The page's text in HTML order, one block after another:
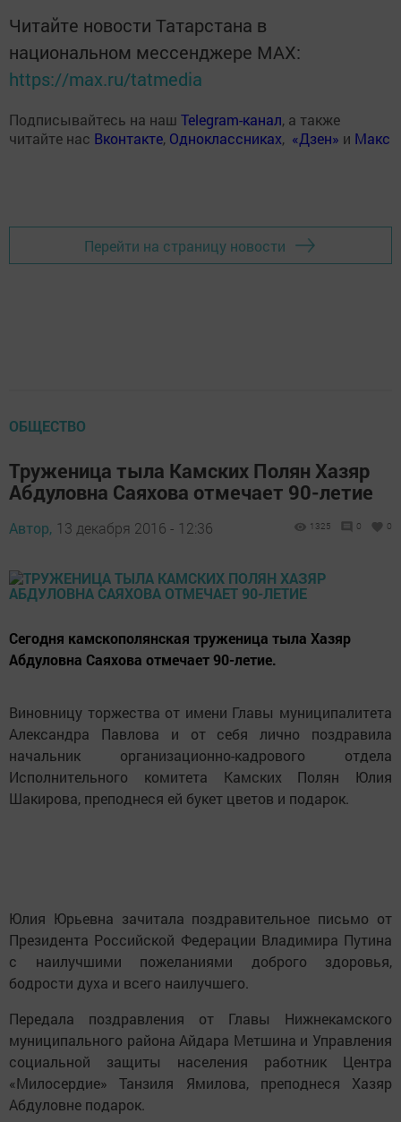
Читайте новости Татарстана в
национальном мессенджере MАХ:
https://max.ru/tatmedia
Подписывайтесь на наш Telegram-канал, а также
читайте нас Вконтакте, Одноклассниках, «Дзен» и Макс
Перейти на страницу новости
ОБЩЕСТВО
Труженица тыла Камских Полян Хазяр
Абдуловна Саяхова отмечает 90-летие
Автор, 13 декабря 2016 - 12:36 1325 0 0
Сегодня камскополянская труженица тыла Хазяр
Абдуловна Саяхова отмечает 90-летие.
Виновницу торжества от имени Главы муниципалитета
Александра Павлова и от себя лично поздравила
начальник организационно-кадрового отдела
Исполнительного комитета Камских Полян Юлия
Шакирова, преподнеся ей букет цветов и подарок.
Юлия Юрьевна зачитала поздравительное письмо от
Президента Российской Федерации Владимира Путина
с наилучшими пожеланиями доброго здоровья,
бодрости духа и всего наилучшего.
Передала поздравления от Главы Нижнекамского
муниципального района Айдара Метшина и Управления
социальной защиты населения работник Центра
«Милосердие» Танзиля Ямилова, преподнеся Хазяр
Абдуловне подарок.